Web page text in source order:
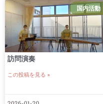
国内活動
訪問演奏
この投稿を見る »